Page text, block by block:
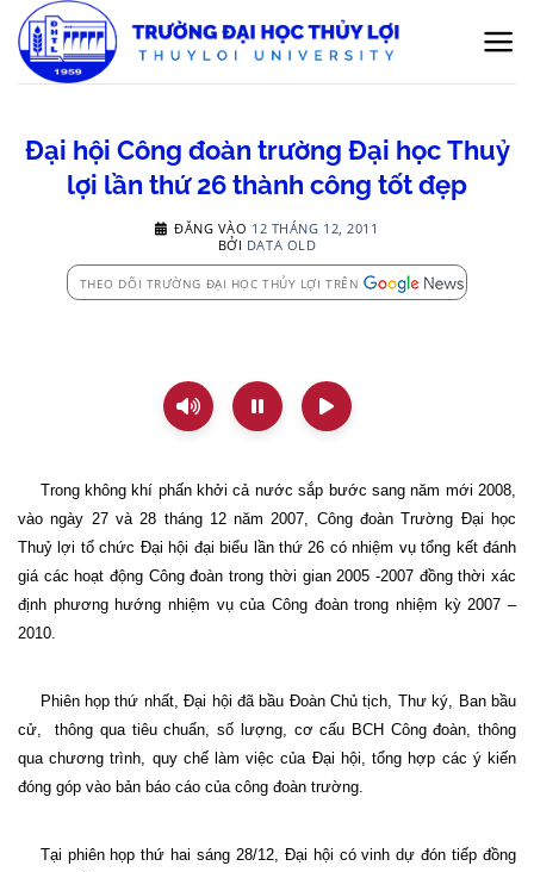
qua
nội
Đại hội Công đoàn trường Đại học Thuỷ
lợi lần thứ 26 thành công tốt đẹp
ĐĂNG VÀO 12 THÁNG 12, 2011
BỞI DATA OLD
THEO DÕI TRƯỜNG ĐẠI HỌC THỦY LỢI TRÊN
Trong không khí phấn khởi cả nước sắp bước sang năm mới 2008,
vào ngày 27 và 28 tháng 12 năm 2007, Công đoàn Trường Đại học
Thuỷ lợi tổ chức Đại hội đại biểu lần thứ 26 có nhiệm vụ tổng kết đánh
giá các hoạt động Công đoàn trong thời gian 2005 -2007 đồng thời xác
định phương hướng nhiệm vụ của Công đoàn trong nhiệm kỳ 2007 –
2010.
Phiên họp thứ nhất, Đại hội đã bầu Đoàn Chủ tịch, Thư ký, Ban bầu
cử,
thông qua tiêu chuẩn, số lượng, cơ cấu BCH Công đoàn, thông
qua chương trình, quy chế làm việc của Đại hội, tổng hợp các ý kiến
đóng góp vào bản báo cáo của công đoàn trường.
Tại phiên họp thứ hai sáng 28/12, Đại hội có vinh dự đón tiếp đồng